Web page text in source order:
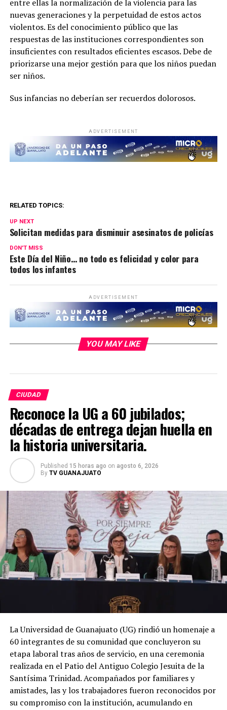
entre ellas la normalización de la violencia para las
nuevas generaciones y la perpetuidad de estos actos
violentos. Es del conocimiento público que las
respuestas de las instituciones correspondientes son
insuficientes con resultados eficientes escasos. Debe de
priorizarse una mejor gestión para que los niños puedan
ser niños.
Sus infancias no deberían ser recuerdos dolorosos.
ADVERTISEMENT
RELATED TOPICS:
UP NEXT
Solicitan medidas para disminuir asesinatos de policías
DON'T MISS
Este Día del Niño… no todo es felicidad y color para
todos los infantes
ADVERTISEMENT
YOU MAY LIKE
CIUDAD
Reconoce la UG a 60 jubilados;
décadas de entrega dejan huella en
la historia universitaria.
Published 15 horas ago on agosto 6, 2026
By TV GUANAJUATO
La Universidad de Guanajuato (UG) rindió un homenaje a
60 integrantes de su comunidad que concluyeron su
etapa laboral tras años de servicio, en una ceremonia
realizada en el Patio del Antiguo Colegio Jesuita de la
Santísima Trinidad. Acompañados por familiares y
amistades, las y los trabajadores fueron reconocidos por
su compromiso con la institución, acumulando en